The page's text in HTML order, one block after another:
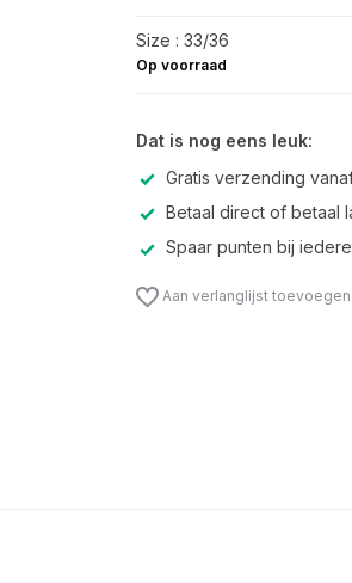
Size : 33/36
Op voorraad
Dat is nog eens leuk:
Gratis verzending
Betaal direct of betaal
Spaar punten bij
Aan verlanglijst toevoegen